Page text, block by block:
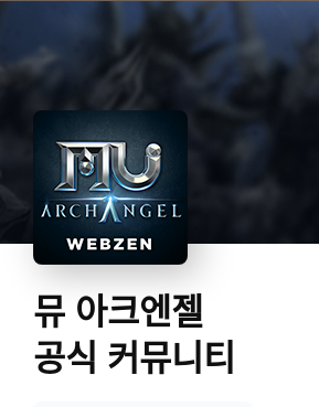
뮤 아크엔젤
공식 커뮤니티